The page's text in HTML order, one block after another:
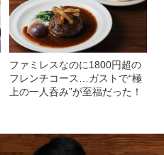
ファミレスなのに1800円超の
フレンチコース…ガストで“極
上の一人呑み”が至福だった！